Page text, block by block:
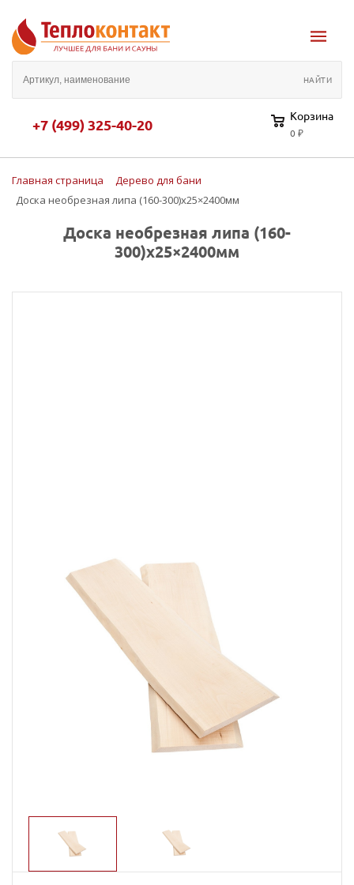
+7 (499) 325-40-20 Корзина
0 ₽
Главная страница
Дерево для бани
Доска необрезная липа (160-300)х25×2400мм
Доска необрезная липа (160-
300)х25×2400мм